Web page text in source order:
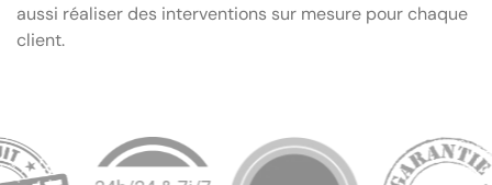
aussi réaliser des interventions sur mesure pour chaque
client.